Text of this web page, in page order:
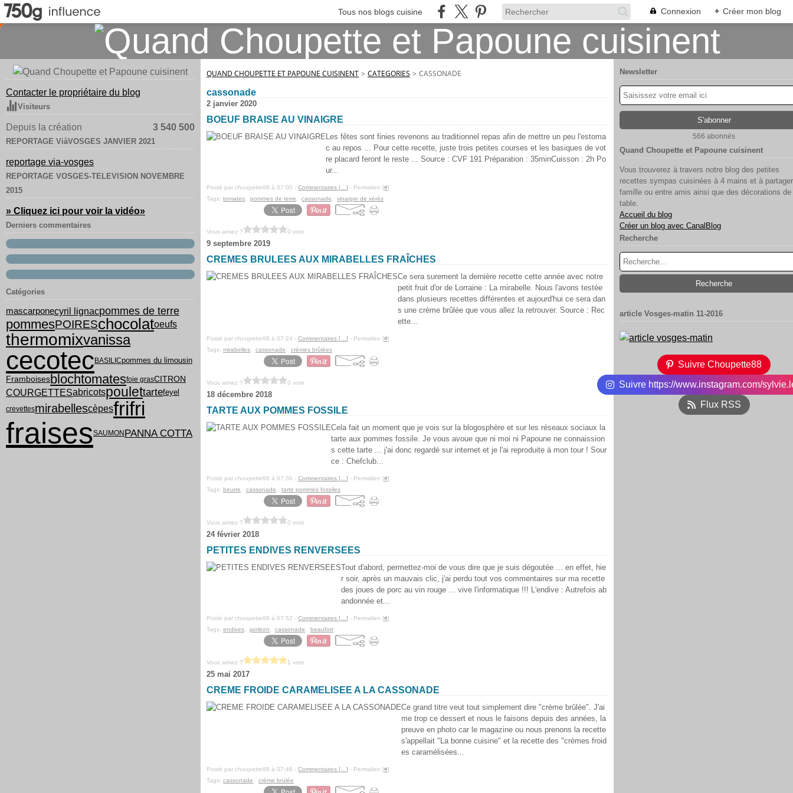
Tous nos blogs cuisine Connexion + Créer mon blog
Contacter le propriétaire du blog
Visiteurs
Depuis la création 3 540 500
REPORTAGE ViàVOSGES JANVIER 2021
reportage via-vosges
REPORTAGE VOSGES-TELEVISION NOVEMBRE
2015
» Cliquez ici pour voir la vidéo»
Derniers commentaires
Catégories
mascarponecyril lignacpommes de terre
pommesPOIRESchocolatoeufs
thermomixvanissa
cecotecBASILICpommes du limousin
Framboisesblochtomatesfoie grasCITRON
COURGETTESabricotspoulettartefeyel
crevettesmirabellescèpesfrifri
fraisesSAUMON PANNA COTTA
QUAND CHOUPETTE ET PAPOUNE CUISINENT > CATEGORIES > CASSONADE
cassonade
2 janvier 2020
BOEUF BRAISE AU VINAIGRE
Les fêtes sont finies revenons au traditionnel repas afin de mettre un peu l'estoma
c au repos ... Pour cette recette, juste trois petites courses et les basiques de vot
re placard feront le reste ... Source : CVF 191 Préparation : 35minCuisson : 2h Po
ur...
Posté par choupette88 à 07:00 - Commentaires [ ] - Permalien [#]
Tags: tomates pommes de terre cassonade vinaigre de xérès
Vous aimez ? 0 vote
9 septembre 2019
CREMES BRULEES AUX MIRABELLES FRAÎCHES
Ce sera surement la dernière recette cette année avec notre
petit fruit d'or de Lorraine : La mirabelle. Nous l'avons testée
dans plusieurs recettes différentes et aujourd'hui ce sera dan
s une crème brûlée que vous allez la retrouver. Source : Rec
ette...
Posté par choupette88 à 07:24 - Commentaires [ ] - Permalien [#]
Tags: mirabelles cassonade crèmes brûlées
Vous aimez ? 0 vote
18 décembre 2018
TARTE AUX POMMES FOSSILE
Cela fait un moment que je vois sur la blogosphère et sur les réseaux sociaux la
tarte aux pommes fossile. Je vous avoue que ni moi ni Papoune ne connaission
s cette tarte ... j'ai donc regardé sur internet et je l'ai reproduite à mon tour ! Sour
ce : Chefclub...
Posté par choupette88 à 07:36 - Commentaires [ ] - Permalien [#]
Tags: beurre cassonade tarte pommes fossiles
Vous aimez ? 0 vote
24 février 2018
PETITES ENDIVES RENVERSEES
Tout d'abord, permettez-moi de vous dire que je suis dégoutée ... en effet, hie
r soir, après un mauvais clic, j'ai perdu tout vos commentaires sur ma recette
des joues de porc au vin rouge ... vive l'informatique !!! L'endive : Autrefois ab
andonnée et...
Posté par choupette88 à 07:52 - Commentaires [ ] - Permalien [#]
Tags: endives jambon cassonade beaufort
Vous aimez ? 1 vote
25 mai 2017
CREME FROIDE CARAMELISEE A LA CASSONADE
Ce grand titre veut tout simplement dire "crème brûlée". J'ai
me trop ce dessert et nous le faisons depuis des années, la
preuve en photo car le magazine ou nous prenons la recette
s'appellait "La bonne cuisine" et la recette des "crèmes froid
es caramélisées...
Posté par choupette88 à 07:46 - Commentaires [ ] - Permalien [#]
Tags: cassonade crème brulée
Newsletter
566 abonnés
Quand Choupette et Papoune cuisinent
Vous trouverez à travers notre blog des petites
recettes sympas cuisinées à 4 mains et à
famille ou entre amis ainsi que des décorations de
table.
Accueil du blog
Créer un blog avec CanalBlog
Recherche
article Vosges-matin 11-2016
Suivre Choupette88
Suivre https://www.instagram.com/
Flux RSS